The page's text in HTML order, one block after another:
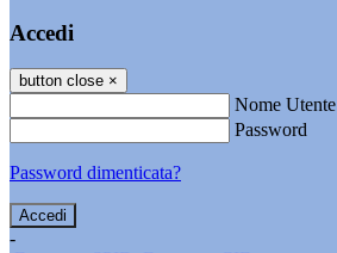
Accedi
button close ×
Nome Utente
Password
Password dimenticata?
-